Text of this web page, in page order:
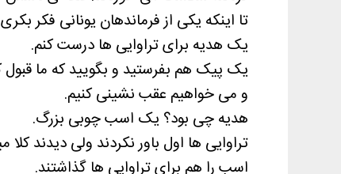
تا اینکه یکی از فرماندهان یونانی فکر
یک هدیه برای تراوایی ها درست کنم.
یک پیک هم بفرستید و بگویید که ما
و می خواهیم عقب نشینی کنیم.
هدیه چی بود؟ یک اسب چوبی بزرگ.
تراوایی ها اول باور نکردند ولی دیدند
اسب را هم برای تراوایی ها گذاشتند.